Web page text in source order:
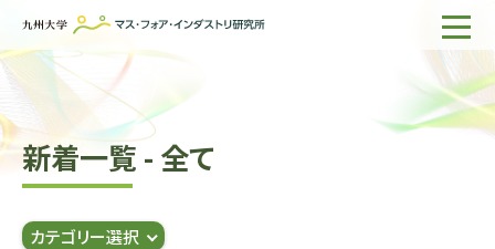
ホーム
IMIについて
組織・所員
研究活動
新着一覧 - 全て
カテゴリー選択